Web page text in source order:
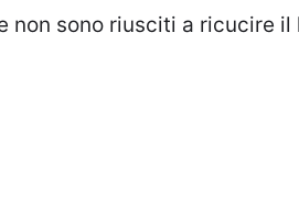
non sono riusciti a ricucire